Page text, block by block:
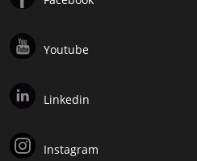
Youtube
Linkedin
Instagram